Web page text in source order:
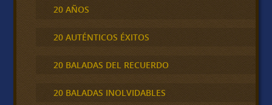
20 AÑOS
20 AUTÉNTICOS ÉXITOS
20 BALADAS DEL RECUERDO
20 BALADAS INOLVIDABLES